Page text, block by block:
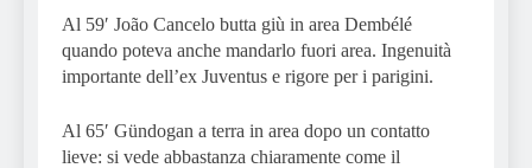
Al 59′ João Cancelo butta giù in area Dembélé
quando poteva anche mandarlo fuori area. Ingenuità
importante dell’ex Juventus e rigore per i parigini.
Al 65′ Gündogan a terra in area dopo un contatto
lieve: si vede abbastanza chiaramente come il